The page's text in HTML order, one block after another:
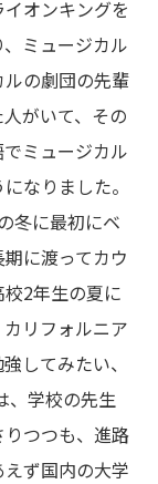
オンキングを
ミュージカル
の劇団の先輩
がいて、その
ミュージカル
なりました。
冬に最初にベ
に渡ってカウ
2年生の夏に
リフォルニア
してみたい、
、学校の先生
つつも、進路
ず国内の大学